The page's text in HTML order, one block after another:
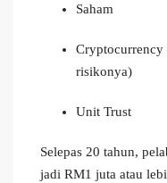
Saham
Cryptocurrency
risikonya)
Unit Trust
Selepas 20 tahun,
jadi RM1 juta atau